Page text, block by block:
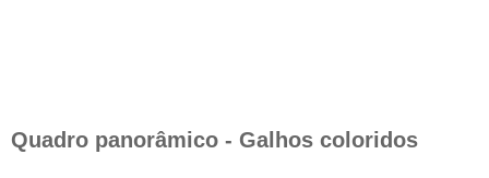
Quadro panorâmico - Galhos coloridos